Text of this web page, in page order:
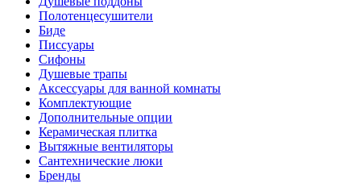
Полотенцесушители
Биде
Писсуары
Сифоны
Душевые трапы
Аксессуары для ванной комнаты
Комплектующие
Дополнительные опции
Керамическая плитка
Вытяжные вентиляторы
Сантехнические люки
Бренды